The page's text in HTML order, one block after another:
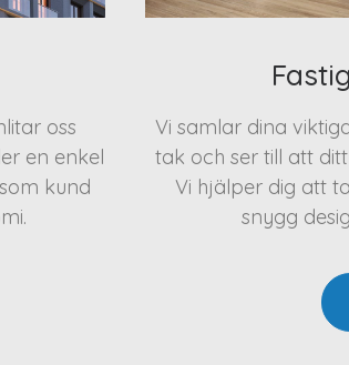
oss
en enkel
kund
Vi samlar dina
tak och ser till att
Vi hjälper dig att
snygg